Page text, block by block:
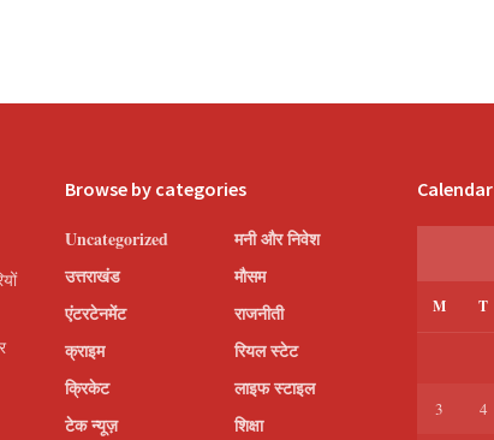
Browse by categories
Uncategorized
उत्तराखंड
एंटरटेनमेंट
क्राइम
क्रिकेट
टेक न्यूज़
मनी और निवेश
मौसम
राजनीती
रियल स्टेट
लाइफ स्टाइल
शिक्षा
Calendar
M T
3 4